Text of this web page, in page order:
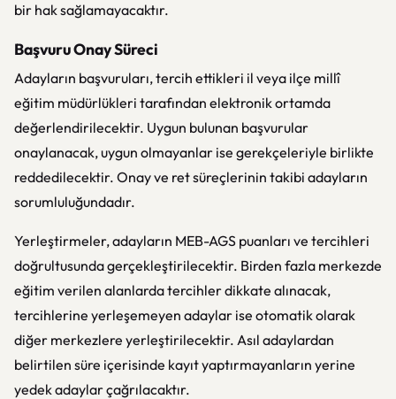
bir hak sağlamayacaktır.
Başvuru Onay Süreci
Adayların başvuruları, tercih ettikleri il veya ilçe millî
eğitim müdürlükleri tarafından elektronik ortamda
değerlendirilecektir. Uygun bulunan başvurular
onaylanacak, uygun olmayanlar ise gerekçeleriyle birlikte
reddedilecektir. Onay ve ret süreçlerinin takibi adayların
sorumluluğundadır.
Yerleştirmeler, adayların MEB-AGS puanları ve tercihleri
doğrultusunda gerçekleştirilecektir. Birden fazla merkezde
eğitim verilen alanlarda tercihler dikkate alınacak,
tercihlerine yerleşemeyen adaylar ise otomatik olarak
diğer merkezlere yerleştirilecektir. Asıl adaylardan
belirtilen süre içerisinde kayıt yaptırmayanların yerine
yedek adaylar çağrılacaktır.